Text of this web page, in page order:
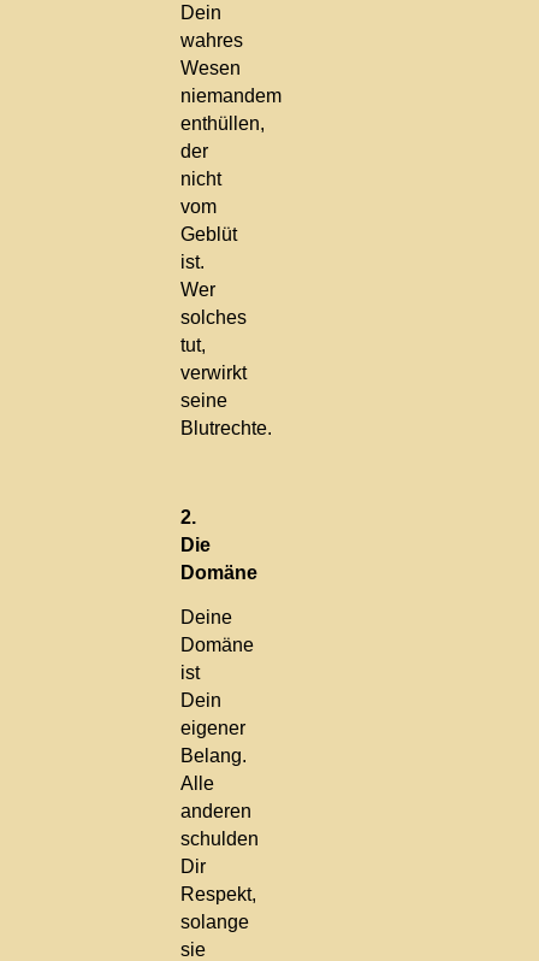
Dein
wahres
Wesen
niemandem
enthüllen,
der
nicht
vom
Geblüt
ist.
Wer
solches
tut,
verwirkt
seine
Blutrechte.
2.
Die
Domäne
Deine
Domäne
ist
Dein
eigener
Belang.
Alle
anderen
schulden
Dir
Respekt,
solange
sie